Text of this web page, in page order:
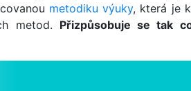
metodiku výuky, která je
metod. Přizpůsobuje se tak